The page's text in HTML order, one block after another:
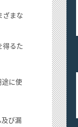
ざまな
得るた
に使
び漏